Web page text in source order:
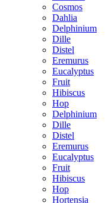
Cosmos
Dahlia
Delphinium
Dille
Distel
Eremurus
Eucalyptus
Fruit
Hibiscus
Hop
Delphinium
Dille
Distel
Eremurus
Eucalyptus
Fruit
Hibiscus
Hop
Hortensia